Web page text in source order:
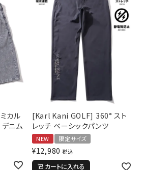
カル
デニム
[Karl Kani GOLF] 360° スト
レッチ ベーシックパンツ
NEW 限定サイズ
¥12,980 税込
カートに入れる